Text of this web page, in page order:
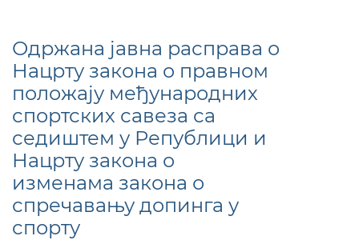
Одржана јавна расправа о
Нацрту закона о правном
положају међународних
спортских савеза са
седиштем у Републици и
Нацрту закона о
изменама закона о
спречавању допинга у
спорту